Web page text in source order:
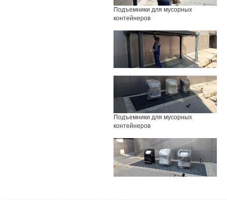
Подъемники для мусорных
контейнеров
Подъемники для мусорных
контейнеров